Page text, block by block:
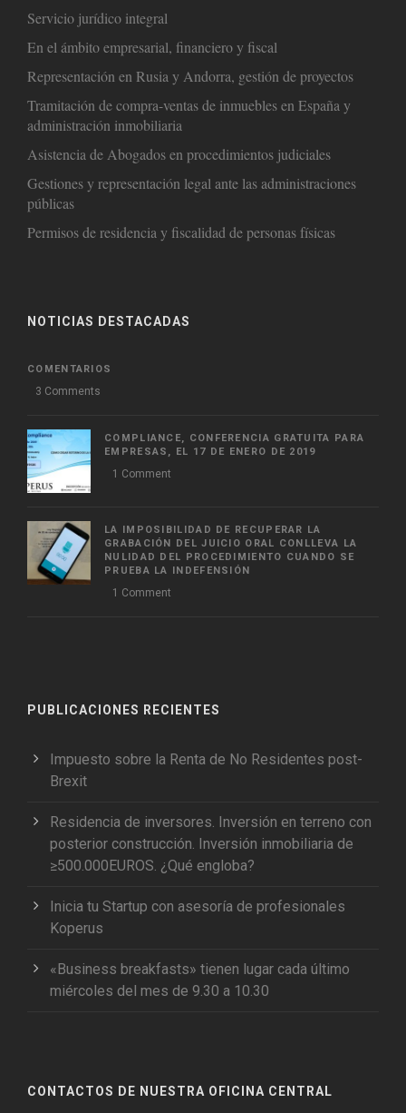
Servicio jurídico integral
En el ámbito empresarial, financiero y fiscal
Representación en Rusia y Andorra, gestión de proyectos
Tramitación de compra-ventas de inmuebles en España y
administración inmobiliaria
Asistencia de Abogados en procedimientos judiciales
Gestiones y representación legal ante las administraciones
públicas
Permisos de residencia y fiscalidad de personas físicas
NOTICIAS DESTACADAS
COMENTARIOS
3 Comments
COMPLIANCE, CONFERENCIA GRATUITA PARA
EMPRESAS, EL 17 DE ENERO DE 2019
1 Comment
LA IMPOSIBILIDAD DE RECUPERAR LA
GRABACIÓN DEL JUICIO ORAL CONLLEVA LA
NULIDAD DEL PROCEDIMIENTO CUANDO SE
PRUEBA LA INDEFENSIÓN
1 Comment
PUBLICACIONES RECIENTES
Impuesto sobre la Renta de No Residentes post-
Brexit
Residencia de inversores. Inversión en terreno con
posterior construcción. Inversión inmobiliaria de
≥500.000EUROS. ¿Qué engloba?
Inicia tu Startup con asesoría de profesionales
Koperus
«Business breakfasts» tienen lugar cada último
miércoles del mes de 9.30 a 10.30
CONTACTOS DE NUESTRA OFICINA CENTRAL